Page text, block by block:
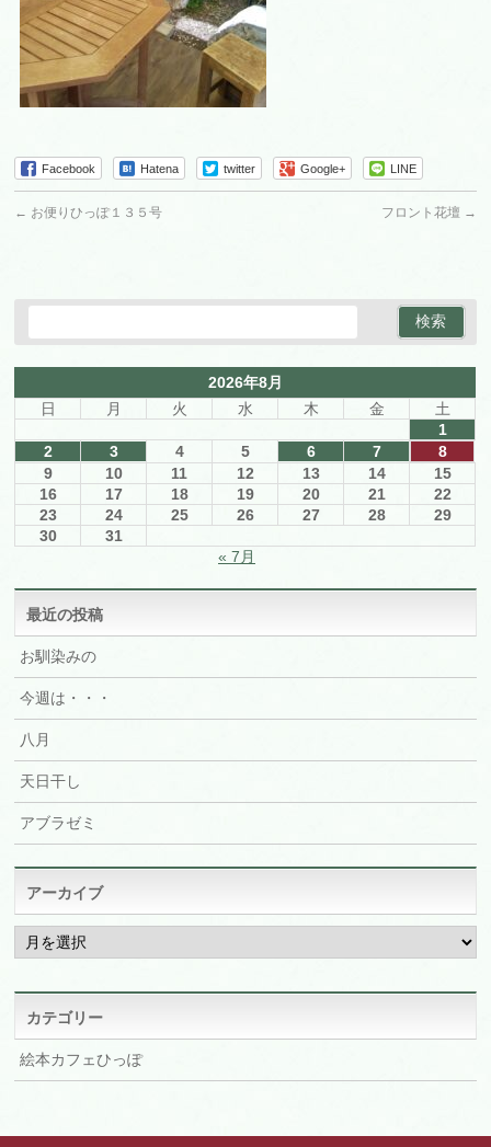
Facebook Hatena twitter Google+ LINE
← お便りひっぽ１３５号 フロント花壇 →
2026年8月
日
月 火 水 木 金
土
1
2
3 4 5 6 7
8
9
10 11 12 13 14
15
16
17 18 19 20 21
22
23
24 25 26 27 28
29
30
31
« 7月
最近の投稿
お馴染みの
今週は・・・
八月
天日干し
アブラゼミ
アーカイブ
ア
ー
カ
カテゴリー
絵本カフェひっぽ